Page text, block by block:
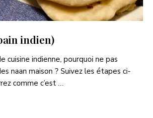
indien)
cuisine indienne, pourquoi ne pas
naan maison ? Suivez les étapes ci-
comme c’est …